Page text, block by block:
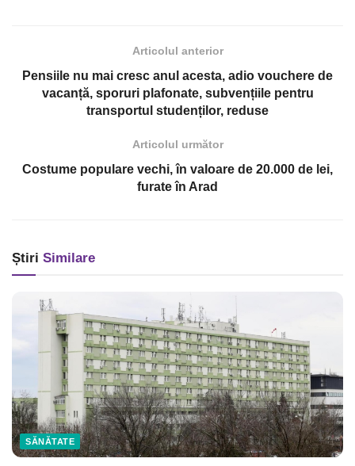
Articolul anterior
Pensiile nu mai cresc anul acesta, adio vouchere de
vacanță, sporuri plafonate, subvențiile pentru
transportul studenților, reduse
Articolul următor
Costume populare vechi, în valoare de 20.000 de lei,
furate în Arad
Știri Similare
SĂNĂTATE